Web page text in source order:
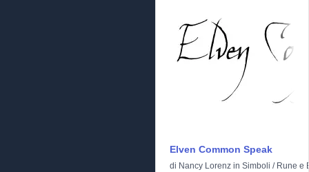
Elven Common Speak
di Nancy Lorenz in Simboli / Rune e